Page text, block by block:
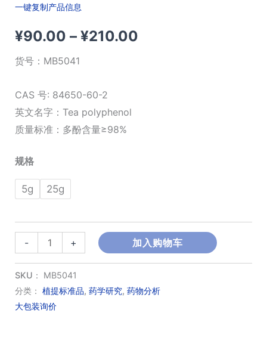
一键复制产品信息
¥90.00 – ¥210.00价
货号： MB5041
CAS 号: 84650-60-2
英文名字：Tea polyphenol
质量标准：多酚含量≥98%
规格
5g 25g
-
多
酚;
绿
茶
+ 加入购物车
SKU： MB5041
分类： 植提标准品, 药学研究, 药物分析
大包装询价